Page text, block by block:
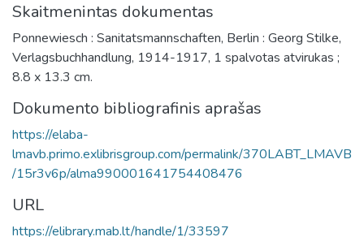
Skaitmenintas dokumentas
Ponnewiesch : Sanitatsmannschaften, Berlin : Georg Stilke,
Verlagsbuchhandlung, 1914-1917, 1 spalvotas atvirukas ;
8.8 x 13.3 cm.
Dokumento bibliografinis aprašas
https://elaba-
lmavb.primo.exlibrisgroup.com/permalink/370LABT_LMAVB
/15r3v6p/alma990001641754408476
URL
https://elibrary.mab.lt/handle/1/33597